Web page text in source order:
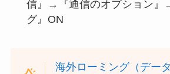
信』→『通信のオプション』
グ』ON
海外ローミング（デー